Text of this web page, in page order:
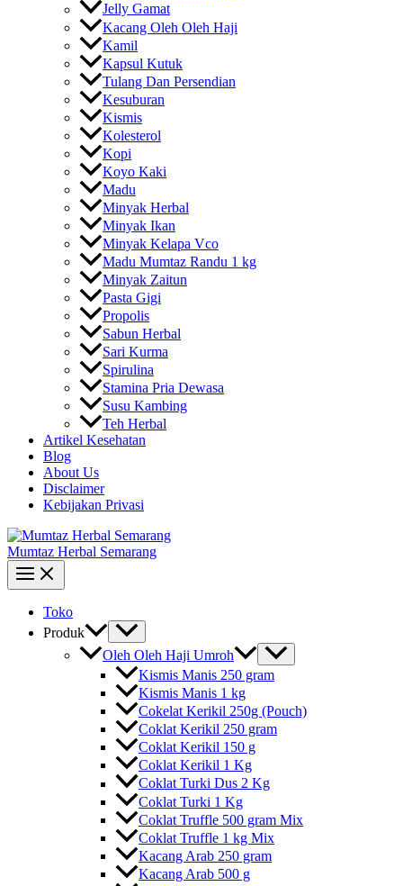
Jelly Gamat
Kacang Oleh Oleh Haji
Kamil
Kapsul Kutuk
Tulang Dan Persendian
Kesuburan
Kismis
Kolesterol
Kopi
Koyo Kaki
Madu
Minyak Herbal
Minyak Ikan
Minyak Kelapa Vco
Madu Mumtaz Randu 1 kg
Minyak Zaitun
Pasta Gigi
Propolis
Sabun Herbal
Sari Kurma
Spirulina
Stamina Pria Dewasa
Susu Kambing
Teh Herbal
Artikel Kesehatan
Blog
About Us
Disclaimer
Kebijakan Privasi
Mumtaz Herbal Semarang
Toko
Produk
Oleh Oleh Haji Umroh
Kismis Manis 250 gram
Kismis Manis 1 kg
Cokelat Kerikil 250g (Pouch)
Coklat Kerikil 250 gram
Coklat Kerikil 150 g
Coklat Kerikil 1 Kg
Coklat Turki Dus 2 Kg
Coklat Turki 1 Kg
Coklat Truffle 500 gram Mix
Coklat Truffle 1 kg Mix
Kacang Arab 250 gram
Kacang Arab 500 g